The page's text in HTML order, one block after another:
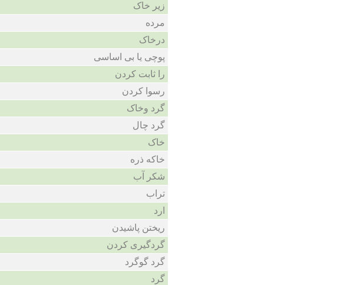
زیر خاک
مرده
درخاک
پوچی یا بی اساسی
را ثابت کردن
رسوا کردن
گرد وخاک
گرد چال
خاک
خاکه ذره
شکر آب
تراب
ارد
ریختن پاشیدن
گردگیری کردن
گرد گوگرد
گرد